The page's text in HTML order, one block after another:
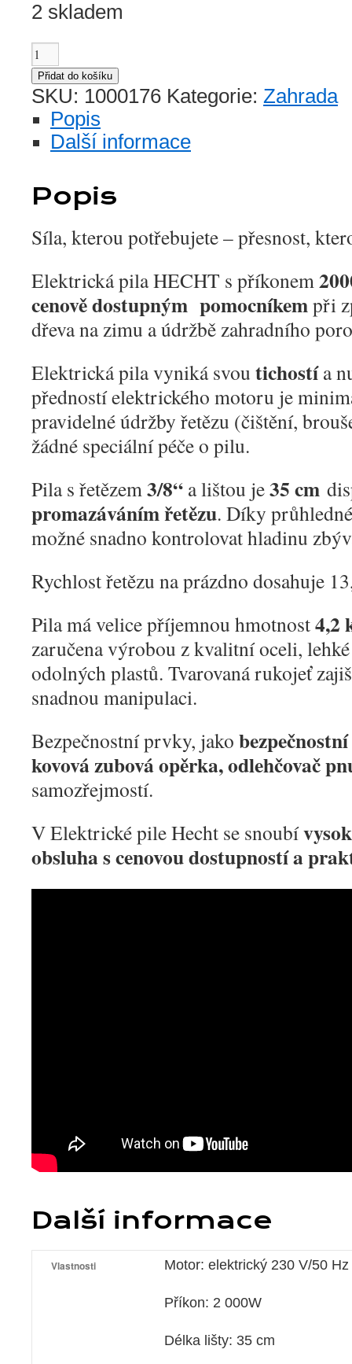
2 skladem
Elektrická
pila
množství
Přidat do košíku
SKU: 1000176 Kategorie: Zahrada
Popis
Další informace
Popis
Síla, kterou potřebujete – přesnost,
Elektrická pila HECHT s příkonem
cenově dostupným pomocníkempři
dřeva na zimu a údržbě zahradního
Elektrická pila vyniká svou tichostía
předností elektrického motoru je
pravidelné údržby řetězu (čištění,
žádné speciální péče o pilu.
Pila s řetězem3/8“ a lištou je35 cm
promazáváním řetězu. Díky
možné snadno kontrolovat hladinu
Rychlost řetězu na prázdno dosahuje
Pila má velice příjemnou hmotnost4,2
zaručena výrobou z kvalitní oceli,
odolných plastů. Tvarovaná rukojeť
snadnou manipulaci.
Bezpečnostní prvky, jako
kovová zubová opěrka, odlehčovač
samozřejmostí.
V Elektrické pile Hecht se snoubí
obsluha s cenovou dostupností a
Další informace
Vlastnosti Motor: elektrický 230 V/50 Hz
Příkon: 2 000W
Délka lišty: 35 cm